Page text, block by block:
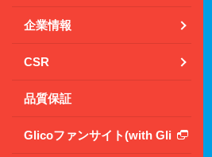
企業情報
CSR
品質保証
Glicoファンサイト(with Glico Park)